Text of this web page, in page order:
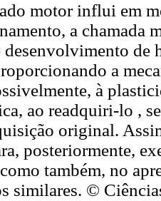
motor influi em
a chamada
desenvolvimento de
a
à
ao readquiri-lo ,
original.
posteriormente,
também, no
similares. ©